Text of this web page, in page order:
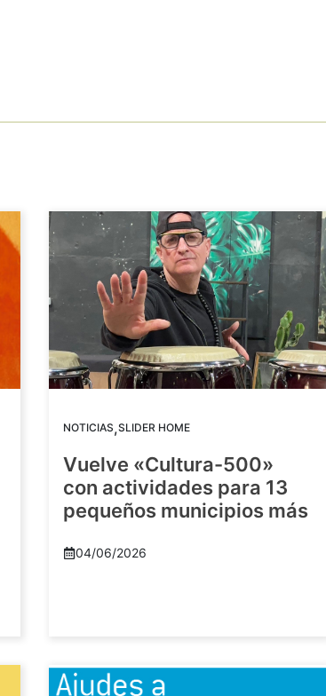
NOTICIAS,SLIDER HOME
Vuelve «Cultura-500»
con actividades para 13
pequeños municipios más
04/06/2026